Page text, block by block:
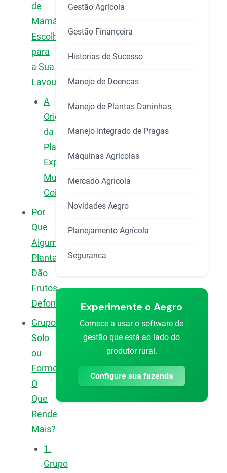
de
Mamão
Escolher
para
a Sua
Lavoura?
A
Origem
da
Planta
Explica
Muita
Coisa
Por
Que
Algumas
Plantas
Dão
Frutos
Deformados?
Grupo
Solo
ou
Formosa:
O
Que
Rende
Mais?
1.
Grupo
Gestão Agrícola
Gestão Financeira
Historias de Sucesso
Manejo de Doencas
Manejo de Plantas Daninhas
Manejo Integrado de Pragas
Máquinas Agricolas
Mercado Agrícola
Novidades Aegro
Planejamento Agrícola
Seguranca
Experimente o Aegro
Comece a usar o software de
gestão que está ao lado do
produtor rural.
Configure sua fazenda